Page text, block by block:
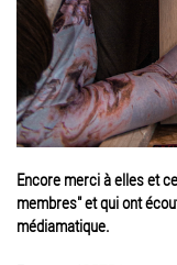
Encore merci à elles et
membres" et qui ont
médiamatique.